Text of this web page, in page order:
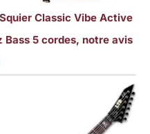
Classic Vibe Active
Bass 5 cordes, notre avis